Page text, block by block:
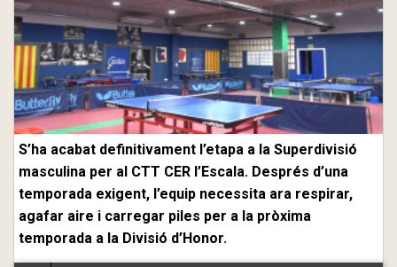
S’ha acabat definitivament l’etapa a la Superdivisió
masculina per al CTT CER l’Escala. Després d’una
temporada exigent, l’equip necessita ara respirar,
agafar aire i carregar piles per a la pròxima
temporada a la Divisió d’Honor.